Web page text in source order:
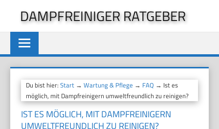
springen
DAMPFREINIGER RATGEBER
Du bist hier:Start →Wartung & Pflege → FAQ → Ist es
möglich, mit Dampfreinigern umweltfreundlich zu reinigen?
IST ES MÖGLICH, MIT DAMPFREINIGERN
UMWELTFREUNDLICH ZU REINIGEN?